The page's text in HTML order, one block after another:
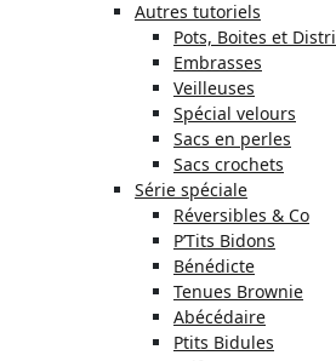
Autres tutoriels
Pots, Boites et
Embrasses
Veilleuses
Spécial velours
Sacs en perles
Sacs crochets
Série spéciale
Réversibles & Co
P’Tits Bidons
Bénédicte
Tenues Brownie
Abécédaire
Ptits Bidules